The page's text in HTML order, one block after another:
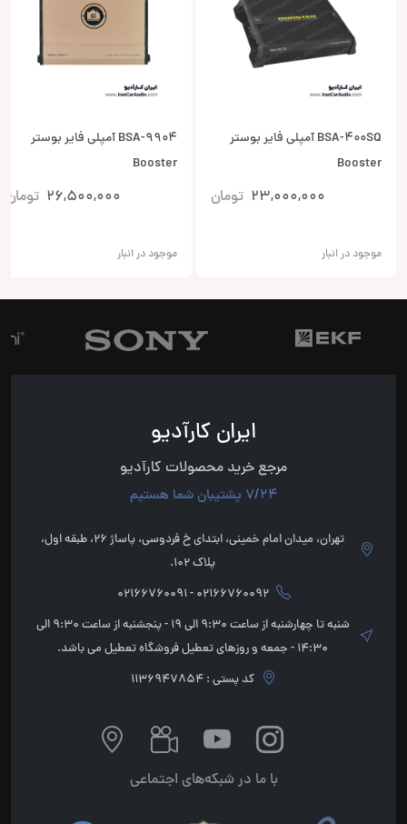
BSA-400SQ آمپلی فایر بوستر
Booster
23,000,000 تومان
موجود در انبار
BSA-9904 آمپلی فایر بوستر
Booster
26,500,000 تومان
موجود در انبار
ایران کارآدیو
مرجع خرید محصولات کارآدیو
7/24 پشتیبان شما هستیم
تهران، میدان امام خمینی، ابتدای خ فردوسی، پاساژ 26، طبقه اول،
پلاک 102.
02166760092 - 02166760091
شنبه تا چهارشنبه از ساعت 9:30 الی 19 - پنجشنبه از ساعت 9:30 الی
14:30 - جمعه و روزهای تعطیل فروشگاه تعطیل می باشد.
کد پستی : 1136947854
با ما در شبکه‌های اجتماعی